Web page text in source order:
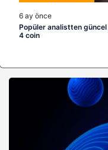
6 ay önce
Popüler analistten
4 coin